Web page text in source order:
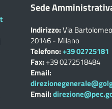
Sede
Indirizzo:Via
20146 - Milano
Telefono:+39 02725181
Fax:+39 0272518484
Email:
Email: